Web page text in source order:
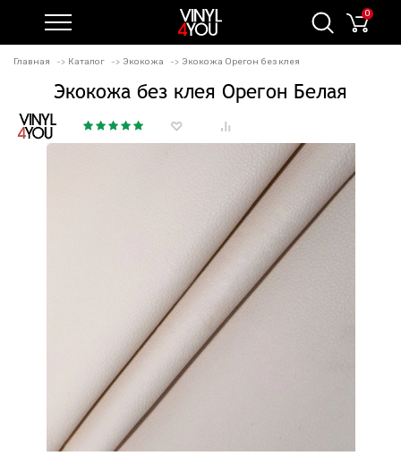
0
Главная Каталог Экокожа Экокожа Орегон без клея
Экокожа без клея Орегон Белая